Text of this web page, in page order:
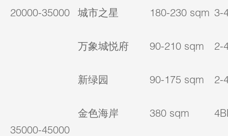
20000-35000 城市之星 180-230 sqm 3-
万象城悦府 90-210 sqm 2-
新绿园 90-175 sqm 2-
35000-45000
金色海岸 380 sqm